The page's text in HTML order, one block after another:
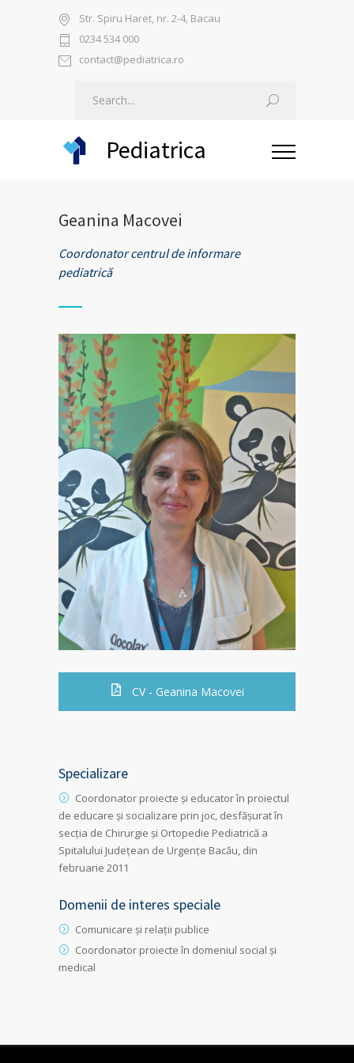
Str. Spiru Haret, nr. 2-4, Bacau
0234 534 000
contact@pediatrica.ro
Pediatrica
Geanina Macovei
Coordonator centrul de informare
pediatrică
CV - Geanina Macovei
Specializare
Coordonator proiecte și educator în proiectul
de educare și socializare prin joc, desfășurat în
secția de Chirurgie și Ortopedie Pediatrică a
Spitalului Județean de Urgențe Bacău, din
februarie 2011
Domenii de interes speciale
Comunicare și relații publice
Coordonator proiecte în domeniul social și
medical